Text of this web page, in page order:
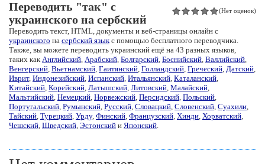
(Нет оценок)
Переводить "так" с
украинского на сербский
Переводить текст, HTML, документы и веб-страницы онлайн с
украинского на сербский языкс помощью бесплатного переводчика.
Также, вы можете переводить украинский ещё на 43 разных языков,
таких какАнглийский, Арабский, Болгарский, Боснийский, Валлийский,
Венгерский, Вьетнамский, Гаитянский, Голландский, Греческий, Датский,
Иврит, Индонезийский, Испанский, Итальянский, Каталанский,
Китайский, Корейский, Латышский, Литовский, Малайский,
Мальтийский, Немецкий, Норвежский, Персидский, Польский,
Португальский, Румынский, Русский, Словацкий, Словенский, Суахили,
Тайский, Турецкий, Урду, Финский, Французский, Хинди, Хорватский,
Чешский, Шведский, Эстонский и Японский.